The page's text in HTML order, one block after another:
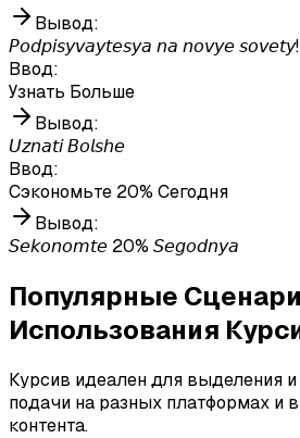
Вывод:
𝘗𝘰𝘥𝘱𝘪𝘴𝘺𝘷𝘢𝘺𝘵𝘦𝘴𝘺𝘢 𝘯𝘢 𝘯𝘰𝘷𝘺𝘦 𝘴𝘰𝘷𝘦𝘵𝘺!
Ввод:
Узнать Больше
Вывод:
𝘜𝘻𝘯𝘢𝘵𝘪 𝘉𝘰𝘭𝘴𝘩𝘦
Ввод:
Сэкономьте 20% Сегодня
Вывод:
𝘚𝘦𝘬𝘰𝘯𝘰𝘮𝘵𝘦 20% 𝘚𝘦𝘨𝘰𝘥𝘯𝘺𝘢
Популярные
Использования
Курсив идеален для выделения и
подачи на разных платформах и
контента.